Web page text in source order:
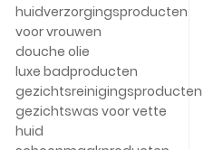
huidverzorgingsproducten
voor vrouwen
douche olie
luxe badproducten
gezichtsreinigingsproducten
gezichtswas voor vette
huid